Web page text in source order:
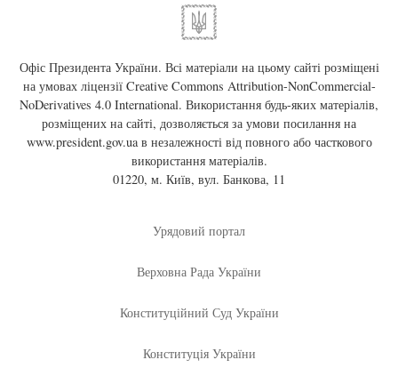
Офіс Президента України. Всі матеріали на цьому сайті розміщені
на умовах ліцензії Creative Commons Attribution-NonCommercial-
NoDerivatives 4.0 International. Використання будь-яких матеріалів,
розміщених на сайті, дозволяється за умови посилання на
www.president.gov.uaв незалежності від повного або часткового
використання матеріалів.
01220, м. Київ, вул. Банкова, 11
Урядовий портал
Верховна Рада України
Конституційний Суд України
Конституція України